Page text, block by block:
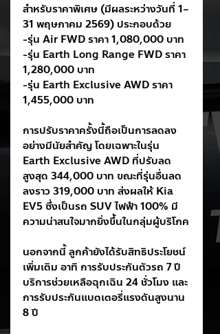
สำหรับราคาพิเศษ (มีผลระหว่างวันที่ 1–
31 พฤษภาคม 2569) ประกอบด้วย
-รุ่น Air FWD ราคา 1,080,000 บาท
-รุ่น Earth Long Range FWD ราคา
1,280,000 บาท
-รุ่น Earth Exclusive AWD ราคา
1,455,000 บาท
การปรับราคาครั้งนี้ถือเป็นการลดลง
อย่างมีนัยสำคัญ โดยเฉพาะในรุ่น
Earth Exclusive AWD ที่ปรับลด
สูงสุด 344,000 บาท ขณะที่รุ่นอื่นลด
ลงราว 319,000 บาท ส่งผลให้ Kia
EV5 ซึ่งเป็นรถ SUV ไฟฟ้า 100% มี
ความน่าสนใจมากยิ่งขึ้นในกลุ่มผู้บริโภค
นอกจากนี้ ลูกค้ายังได้รับสิทธิประโยชน์
เพิ่มเติม อาทิ การรับประกันตัวรถ 7 ปี
บริการช่วยเหลือฉุกเฉิน 24 ชั่วโมง และ
การรับประกันแบตเตอรี่แรงดันสูงนาน
8 ปี